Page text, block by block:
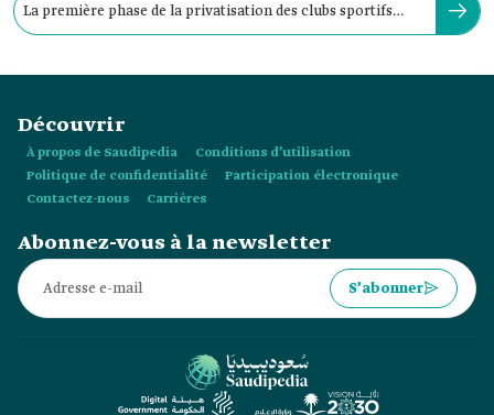
La première phase de la privatisation des clubs sportifs
Découvrir
À propos de Saudipedia
Conditions d’utilisation
Politique de confidentialité
Participation électronique
Contactez-nous
Carrières
Abonnez-vous à la newsletter
S’abonner